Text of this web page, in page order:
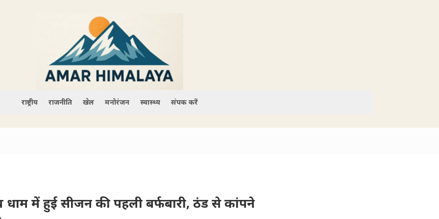
राष्ट्रीय राजनीति खेल मनोरंजन स्वास्थ्य संपर्क करें
धाम में हुई सीजन की पहली बर्फबारी, ठंड से कांपने